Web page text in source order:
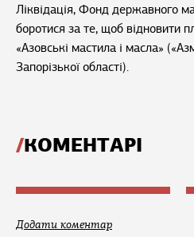
Ліквідація, Фонд державного
боротися за те, щоб відновити
«Азовські мастила і масла»
Запорізької області).
КОМЕНТАРІ
Додати коментар